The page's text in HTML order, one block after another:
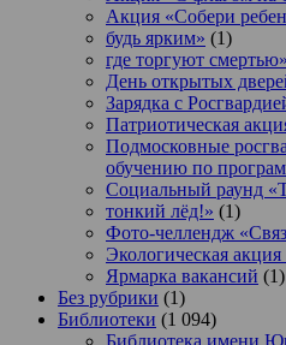
Акция «Собери
будь ярким» (1)
где торгуют смертью»
День открытых
Зарядка с
Патриотическая
Подмосковные
обучению по
Социальный раунд
тонкий лёд!» (1)
Фото-челлендж
Экологическая
Ярмарка вакансий (1)
Без рубрики (1)
Библиотеки (1 094)
Библиотека имени